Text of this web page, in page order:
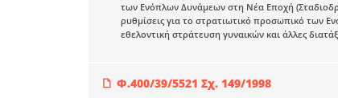
των Ενόπλων Δυνάμεων στη Νέα Εποχή
ρυθμίσεις για το στρατιωτικό προσωπικό των
εθελοντική στράτευση γυναικών και άλλες
Φ.400/39/5521 Σχ. 149/1998